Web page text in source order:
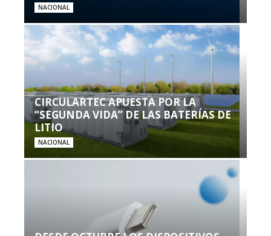
NACIONAL
CIRCULARTEC APUESTA POR LA
“SEGUNDA VIDA” DE LAS BATERÍAS DE
LITIO
NACIONAL